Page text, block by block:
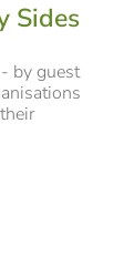
Sides
by guest